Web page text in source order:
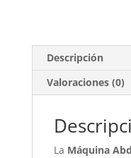
Descripción
Valoraciones (0)
La Máquina